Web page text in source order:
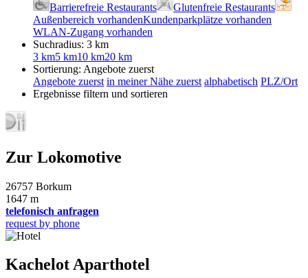
Barrierefreie Restaurants
Glutenfreie Restaurants
Außenbereich vorhandenKundenparkplätze vorhanden
WLAN-Zugang vorhanden
Suchradius: 3 km
3 km5 km10 km20 km
Sortierung: Angebote zuerst
Angebote zuerst in meiner Nähe zuerst alphabetisch PLZ/Ort
Ergebnisse filtern und sortieren
Zur Lokomotive
26757 Borkum
1647 m
telefonisch anfragen
request by phone
Kachelot Aparthotel